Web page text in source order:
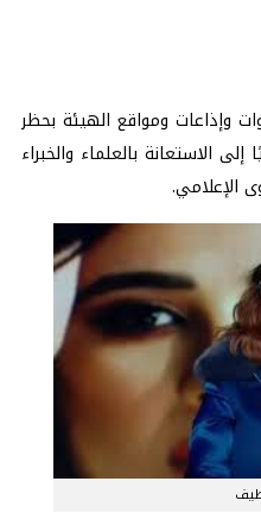
وإذاعات ومواقع الهيئة بحظر
الاستعانة بالعلماء والخبراء
الإعلامي.